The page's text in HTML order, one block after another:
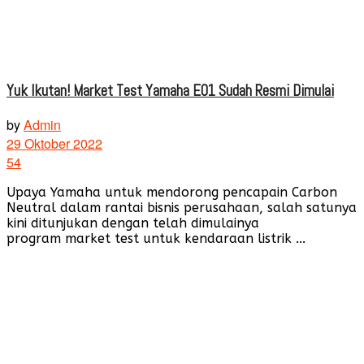
Yuk Ikutan! Market Test Yamaha E01 Sudah Resmi Dimulai
byAdmin
29 Oktober 2022
54
Upaya Yamaha untuk mendorong pencapain Carbon
Neutral dalam rantai bisnis perusahaan, salah satunya
kini ditunjukan dengan telah dimulainya
program market test untuk kendaraan listrik ...